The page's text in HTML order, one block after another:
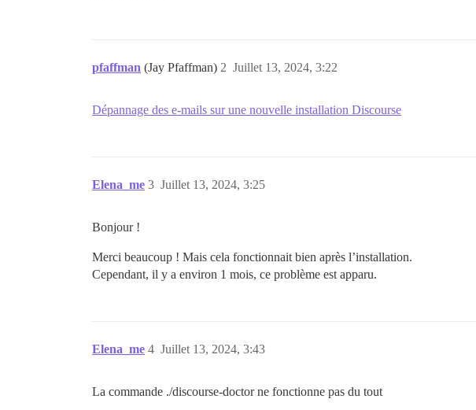
pfaffman (Jay Pfaffman) Juillet 13, 2024, 3:22
2
Dépannage des e-mails sur une nouvelle installation Discourse
Elena_me Juillet 13, 2024, 3:25
3
Bonjour !
Merci beaucoup ! Mais cela fonctionnait bien après l’installation.
Cependant, il y a environ 1 mois, ce problème est apparu.
Elena_me Juillet 13, 2024, 3:43
4
La commande ./discourse-doctor ne fonctionne pas du tout